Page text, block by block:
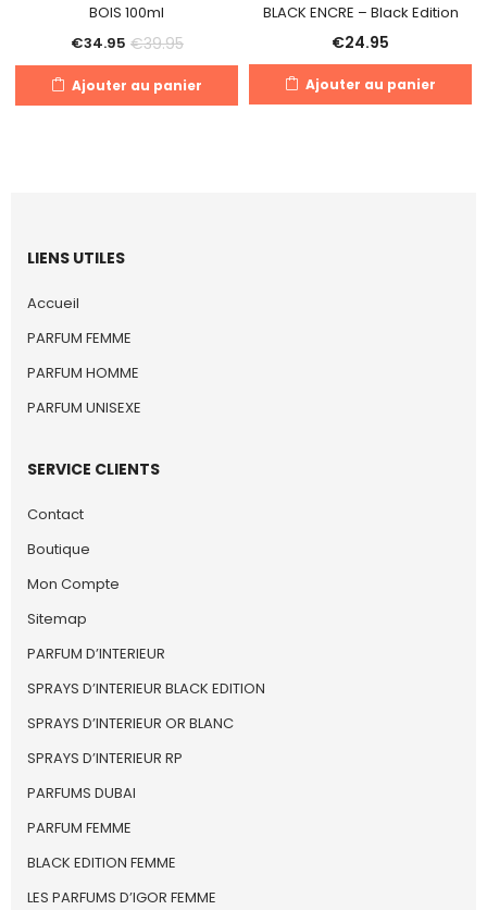
BOIS 100ml
€34.95 €39.95
Ajouter au panier
BLACK ENCRE – Black Edition
€24.95
Ajouter au panier
LIENS UTILES
Accueil
PARFUM FEMME
PARFUM HOMME
PARFUM UNISEXE
SERVICE CLIENTS
Contact
Boutique
Mon Compte
Sitemap
PARFUM D’INTERIEUR
SPRAYS D’INTERIEUR BLACK EDITION
SPRAYS D’INTERIEUR OR BLANC
SPRAYS D’INTERIEUR RP
PARFUMS DUBAI
PARFUM FEMME
BLACK EDITION FEMME
LES PARFUMS D’IGOR FEMME